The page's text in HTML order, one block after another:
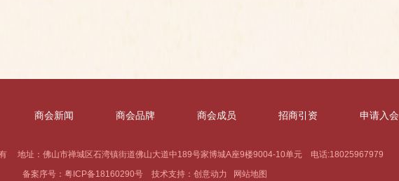
商会新闻 商会品牌 商会成员 招商引资 申请入会
地址：佛山市禅城区石湾镇街道佛山大道中189号家博城A座9楼9004-10单元 电话:18025967979
备案序号： 粤ICP备18160290号 技术支持： 创意动力 网站地图